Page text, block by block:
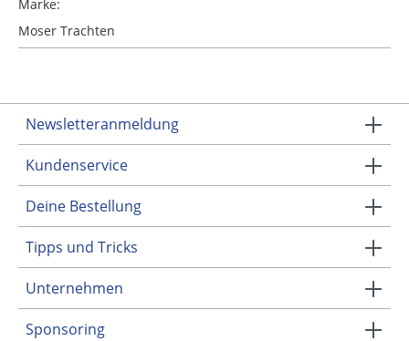
Marke:
Moser Trachten
Newsletteranmeldung
Kundenservice
Deine Bestellung
Tipps und Tricks
Unternehmen
Sponsoring